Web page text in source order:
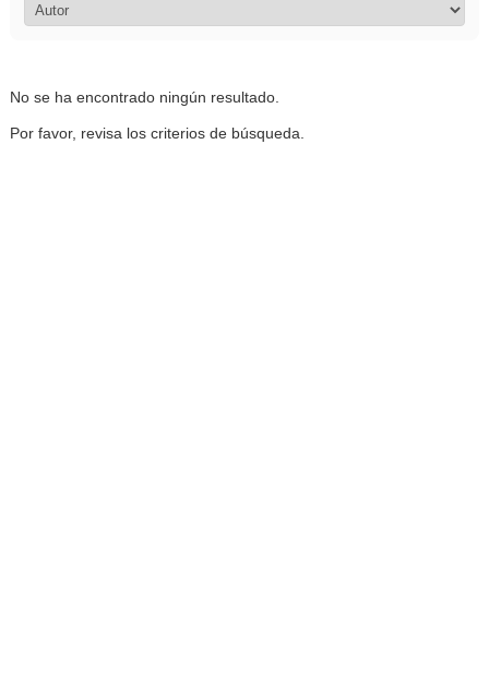
No se ha encontrado ningún resultado.
Por favor, revisa los criterios de búsqueda.